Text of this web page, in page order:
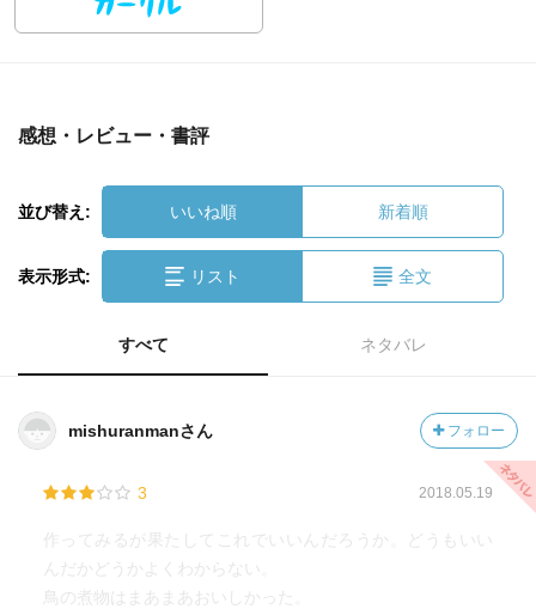
感想・レビュー・書評
並び替え: いいね順 新着順
表示形式: リスト 全文
すべて ネタバレ
mishuranmanさん フォロー
3 2018.05.19
作ってみるが果たしてこれでいいんだろうか。どうもいい
んだかどうかよくわからない。
鳥の煮物はまあまあおいしかった。